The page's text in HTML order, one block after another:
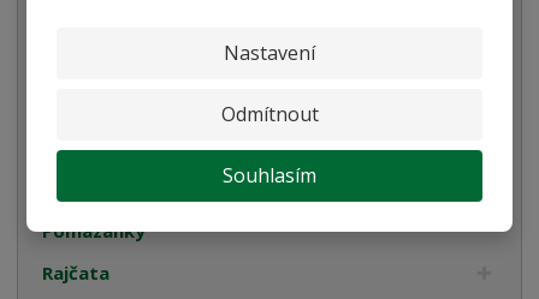
Nastavení
Odmítnout
Souhlasím
Omáčky na těstoviny
Pomazánky
Rajčata